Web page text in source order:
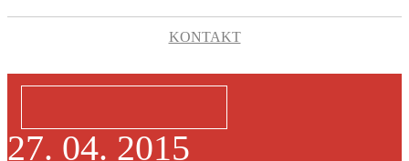
KONTAKT
27. 04. 2015